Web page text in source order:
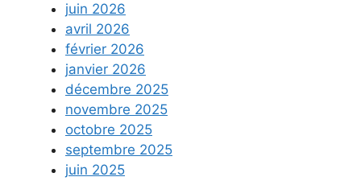
juin 2026
avril 2026
février 2026
janvier 2026
décembre 2025
novembre 2025
octobre 2025
septembre 2025
juin 2025